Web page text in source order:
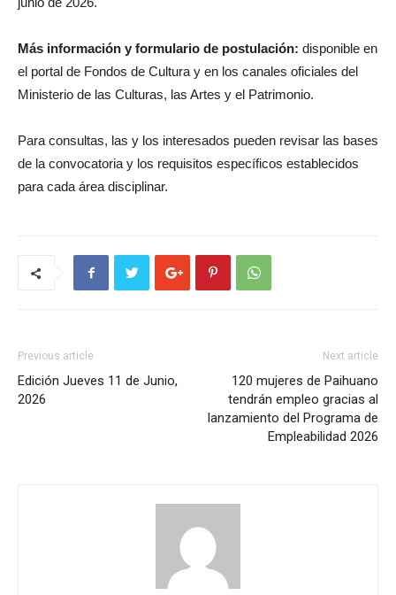
Más información y formulario de postulación: disponible en
el portal de Fondos de Cultura y en los canales oficiales del
Ministerio de las Culturas, las Artes y el Patrimonio.
Para consultas, las y los interesados pueden revisar las bases
de la convocatoria y los requisitos específicos establecidos
para cada área disciplinar.
Previous article
Edición Jueves 11 de Junio,
2026
Next article
120 mujeres de Paihuano
tendrán empleo gracias al
lanzamiento del Programa de
Empleabilidad 2026